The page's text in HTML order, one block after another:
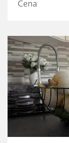
Cena